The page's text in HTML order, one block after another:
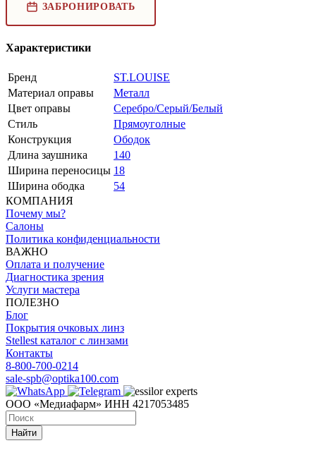
ЗАБРОНИРОВАТЬ
Характеристики
Бренд
ST.LOUISE
Материал оправы
Металл
Цвет оправы
Серебро/Серый/Белый
Стиль
Прямоуголные
Конструкция
Ободок
Длина заушника
140
Ширина переносицы 18
Ширина ободка
54
КОМПАНИЯ
Почему мы?
Салоны
Политика конфиденциальности
ВАЖНО
Оплата и получение
Диагностика зрения
Услуги мастера
ПОЛЕЗНО
Блог
Покрытия очковых линз
Stellest каталог с линзами
Контакты
8-800-700-0214
sale-spb@optika100.com
ООО «Медиафарм» ИНН 4217053485
Найти